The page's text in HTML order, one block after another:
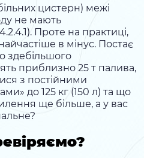
цистерн) межі
не мають
Проте на практиці,
в мінус. Постає
здебільшого
приблизно 25 т палива,
з постійними
до 125 кг (150 л) та що
ще більше, а у вас